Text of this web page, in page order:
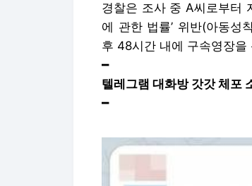
경찰은 조사 중 A씨로부터
에 관한 법률’ 위반(아동성
후 48시간 내에 구속영장을
━
텔레그램 대화방 갓갓 체포
━